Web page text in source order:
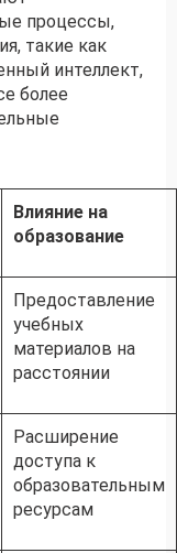
процессы,
такие как
интеллект,
более
Влияние на
образование
Предоставление
учебных
материалов на
расстоянии
Расширение
доступа к
образовательным
ресурсам